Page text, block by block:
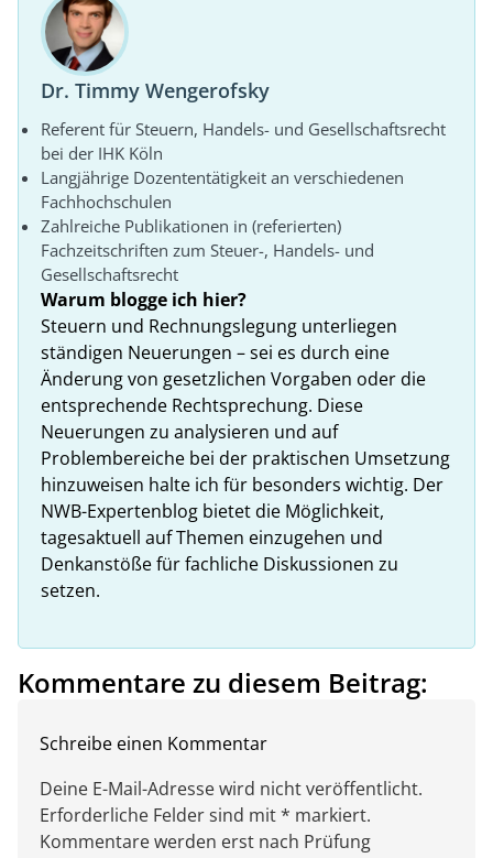
Dr. Timmy Wengerofsky
Referent für Steuern, Handels- und Gesellschaftsrecht
bei der IHK Köln
Langjährige Dozententätigkeit an verschiedenen
Fachhochschulen
Zahlreiche Publikationen in (referierten)
Fachzeitschriften zum Steuer-, Handels- und
Gesellschaftsrecht
Warum blogge ich hier?
Steuern und Rechnungslegung unterliegen
ständigen Neuerungen – sei es durch eine
Änderung von gesetzlichen Vorgaben oder die
entsprechende Rechtsprechung. Diese
Neuerungen zu analysieren und auf
Problembereiche bei der praktischen Umsetzung
hinzuweisen halte ich für besonders wichtig. Der
NWB-Expertenblog bietet die Möglichkeit,
tagesaktuell auf Themen einzugehen und
Denkanstöße für fachliche Diskussionen zu
setzen.
Kommentare zu diesem Beitrag:
Schreibe einen Kommentar
Deine E-Mail-Adresse wird nicht veröffentlicht.
Erforderliche Felder sind mit * markiert.
Kommentare werden erst nach Prüfung